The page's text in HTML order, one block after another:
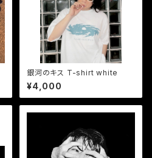
銀河のキス T-shirt white
¥4,000